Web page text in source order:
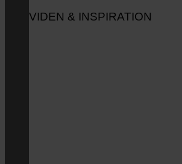
VIDEN & INSPIRATION